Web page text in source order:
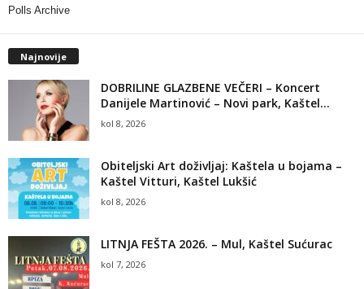
Polls Archive
Najnovije
DOBRILINE GLAZBENE VEČERI – Koncert
Danijele Martinović – Novi park, Kaštel...
kol 8, 2026
Obiteljski Art doživljaj: Kaštela u bojama –
Kaštel Vitturi, Kaštel Lukšić
kol 8, 2026
LITNJA FEŠTA 2026. – Mul, Kaštel Sućurac
kol 7, 2026